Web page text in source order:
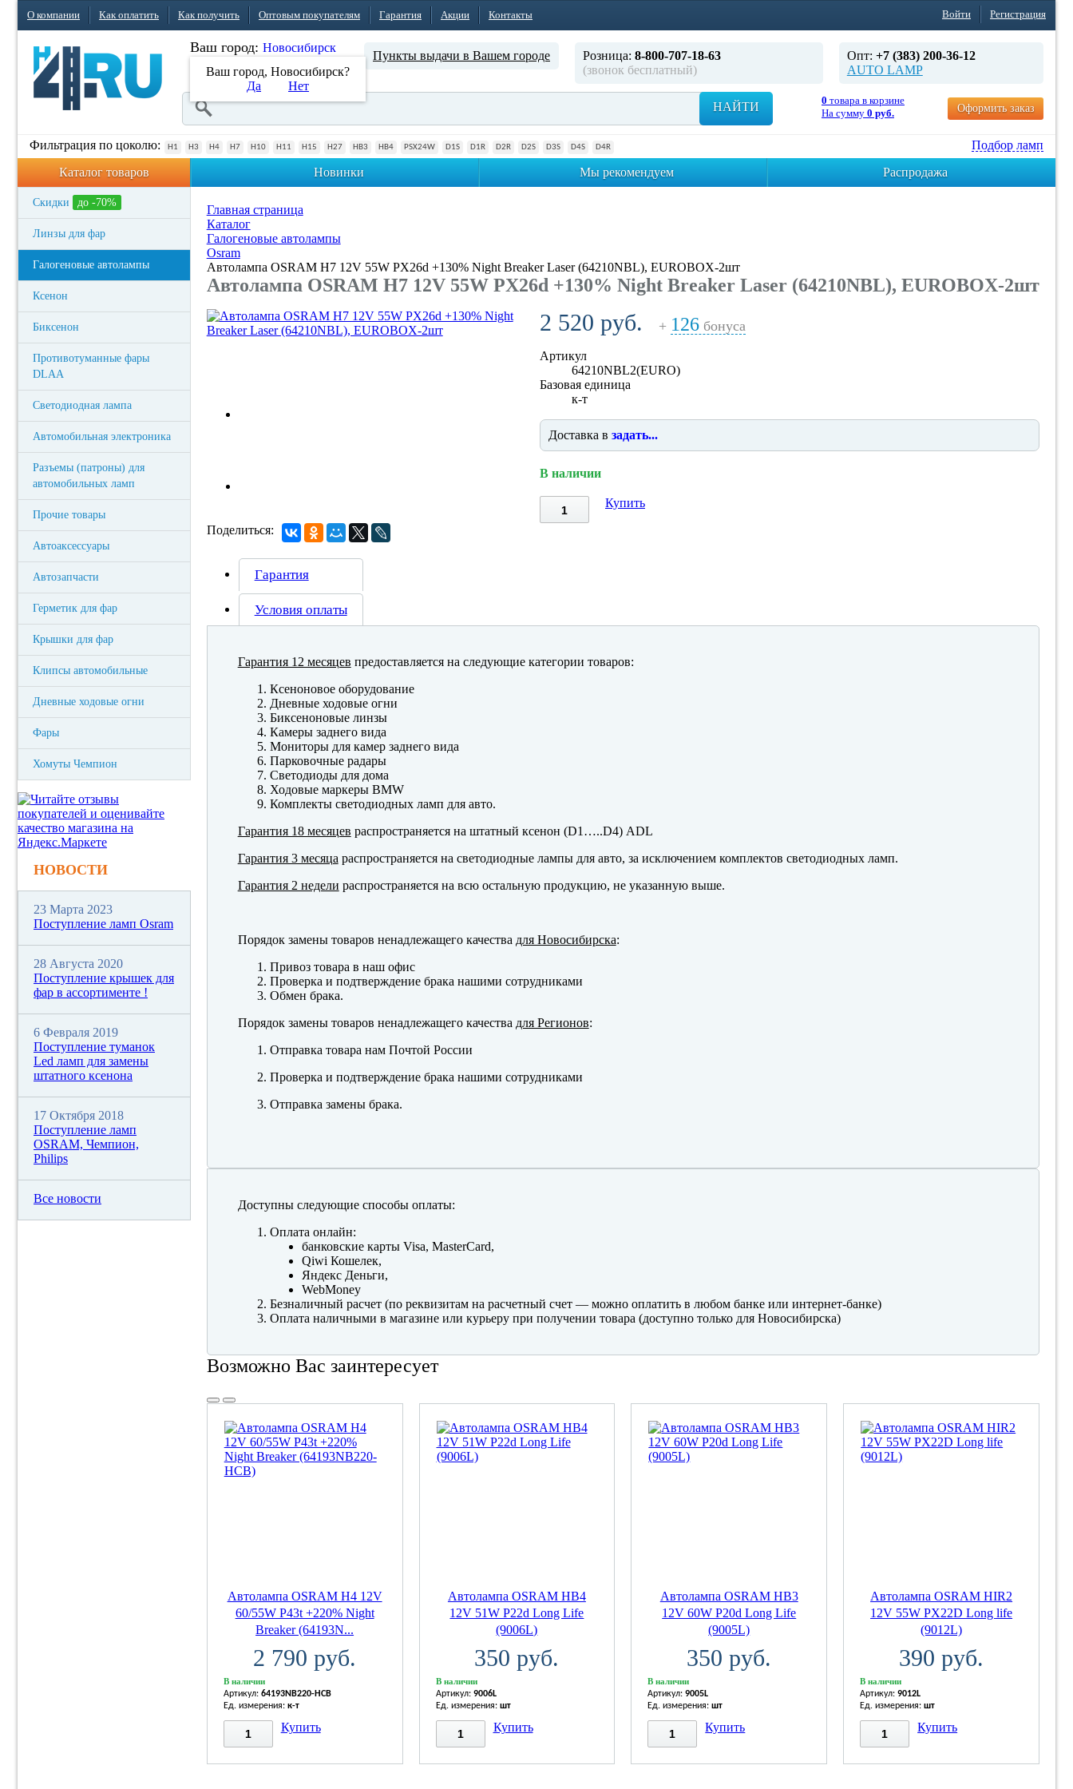
О компании Как оплатить Как получить Оптовым покупателям Гарантия Акции Контакты Войти Регистрация
Ваш город: Новосибирск
Ваш город, Новосибирск?
Да
Нет
Пункты выдачи в Вашем городе Розница: 8-800-707-18-63
(звонок бесплатный)
Опт: +7 (383) 200-36-12
AUTO LAMP
НАЙТИ 0 товара в корзине
На сумму 0 руб. Оформить заказ
Фильтрация по цоколю: H1 H3 H4 H7 H10 H11 H15 H27 HB3 HB4 PSX24W D1S D1R D2R D2S D3S D4S D4R
Подбор ламп
Каталог товаров
Новинки Мы рекомендуем Распродажа
Скидки до -70%
Линзы для фар
Галогеновые автолампы
Ксенон
Биксенон
Противотуманные фары
DLAA
Светодиодная лампа
Автомобильная электроника
Разъемы (патроны) для
автомобильных ламп
Прочие товары
Автоаксессуары
Автозапчасти
Герметик для фар
Крышки для фар
Клипсы автомобильные
Дневные ходовые огни
Фары
Хомуты Чемпион
Главная страница
Каталог
Галогеновые автолампы
Osram
Автолампа OSRAM H7 12V 55W PX26d +130% Night Breaker Laser (64210NBL), EUROBOX-2шт
Автолампа OSRAM H7 12V 55W PX26d +130% Night Breaker Laser (64210NBL), EUROBOX-2шт
2 520 руб. + 126бонуса
Артикул
64210NBL2(EURO)
Базовая единица
к-т
Доставка в задать...
В наличии
Купить
Поделиться:
Гарантия
Условия оплаты
Гарантия 12 месяцев предоставляется на следующие категории товаров:
Ксеноновое оборудование
Дневные ходовые огни
Биксеноновые линзы
Камеры заднего вида
Мониторы для камер заднего вида
Парковочные радары
Светодиоды для дома
Ходовые маркеры BMW
Комплекты светодиодных ламп для авто.
Гарантия 18 месяцев распространяется на штатный ксенон (D1…..D4) ADL
Гарантия 3 месяца распространяется на светодиодные лампы для авто, за исключением комплектов светодиодных ламп.
Гарантия 2 недели распространяется на всю остальную продукцию, не указанную выше.
Порядок замены товаров ненадлежащего качества для Новосибирска:
Привоз товара в наш офис
Проверка и подтверждение брака нашими сотрудниками
Обмен брака.
Порядок замены товаров ненадлежащего качества для Регионов:
Отправка товара нам Почтой России
Проверка и подтверждение брака нашими сотрудниками
Отправка замены брака.
Доступны следующие способы оплаты:
Оплата онлайн:
банковские карты Visa, MasterCard,
Qiwi Кошелек,
Яндекс Деньги,
WebMoney
Безналичный расчет (по реквизитам на расчетный счет — можно оплатить в любом банке или интернет-банке)
Оплата наличными в магазине или курьеру при получении товара (доступно только для Новосибирска)
Возможно Вас заинтересует
Автолампа OSRAM H4 12V
60/55W P43t +220% Night
Breaker (64193N...
2 790 руб.
В наличии
Артикул: 64193NB220-HCB
Ед. измерения: к-т
Купить
Автолампа OSRAM НВ4
12V 51W P22d Long Life
(9006L)
350 руб.
В наличии
Артикул: 9006L
Ед. измерения: шт
Купить
Автолампа OSRAM НВ3
12V 60W P20d Long Life
(9005L)
350 руб.
В наличии
Артикул:9005L
Ед. измерения:шт
Купить
Автолампа OSRAM HIR2
12V 55W PX22D Long life
(9012L)
390 руб.
В наличии
Артикул:9012L
Ед. измерения:шт
Купить
НОВОСТИ
23 Марта 2023
Поступление ламп Osram
28 Августа 2020
Поступление крышек для
фар в ассортименте !
6 Февраля 2019
Поступление туманок
Led ламп для замены
штатного ксенона
17 Октября 2018
Поступление ламп
OSRAM, Чемпион,
Philips
Все новости